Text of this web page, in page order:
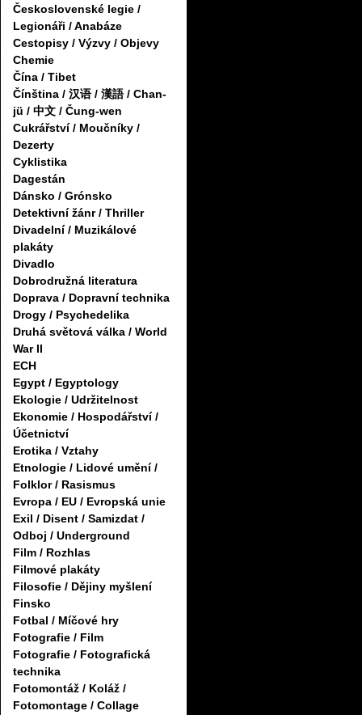
Československé legie /
Legionáři / Anabáze
Cestopisy / Výzvy / Objevy
Chemie
Čína / Tibet
Čínština / 汉语 / 漢語 / Chan-
jü / 中文 / Čung-wen
Cukrářství / Moučníky /
Dezerty
Cyklistika
Dagestán
Dánsko / Grónsko
Detektivní žánr / Thriller
Divadelní / Muzikálové
plakáty
Divadlo
Dobrodružná literatura
Doprava / Dopravní technika
Drogy / Psychedelika
Druhá světová válka / World
War II
ECH
Egypt / Egyptology
Ekologie / Udržitelnost
Ekonomie / Hospodářství /
Účetnictví
Erotika / Vztahy
Etnologie / Lidové umění /
Folklor / Rasismus
Evropa / EU / Evropská unie
Exil / Disent / Samizdat /
Odboj / Underground
Film / Rozhlas
Filmové plakáty
Filosofie / Dějiny myšlení
Finsko
Fotbal / Míčové hry
Fotografie / Film
Fotografie / Fotografická
technika
Fotomontáž / Koláž /
Fotomontage / Collage